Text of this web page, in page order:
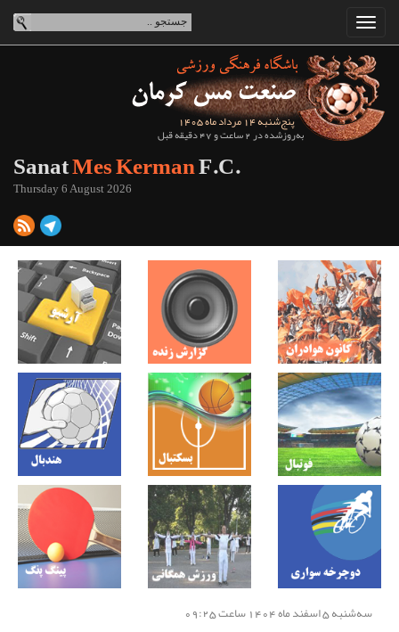
پنج‌شنبه 14 مرداد ماه 1405
به‌روزشده در 2 ساعت و 47 دقیقه قبل
SanatMes KermanF.C.
Thursday 6 August 2026
سه‌شنبه 5 اسفند ماه 1404 ساعت 09:25